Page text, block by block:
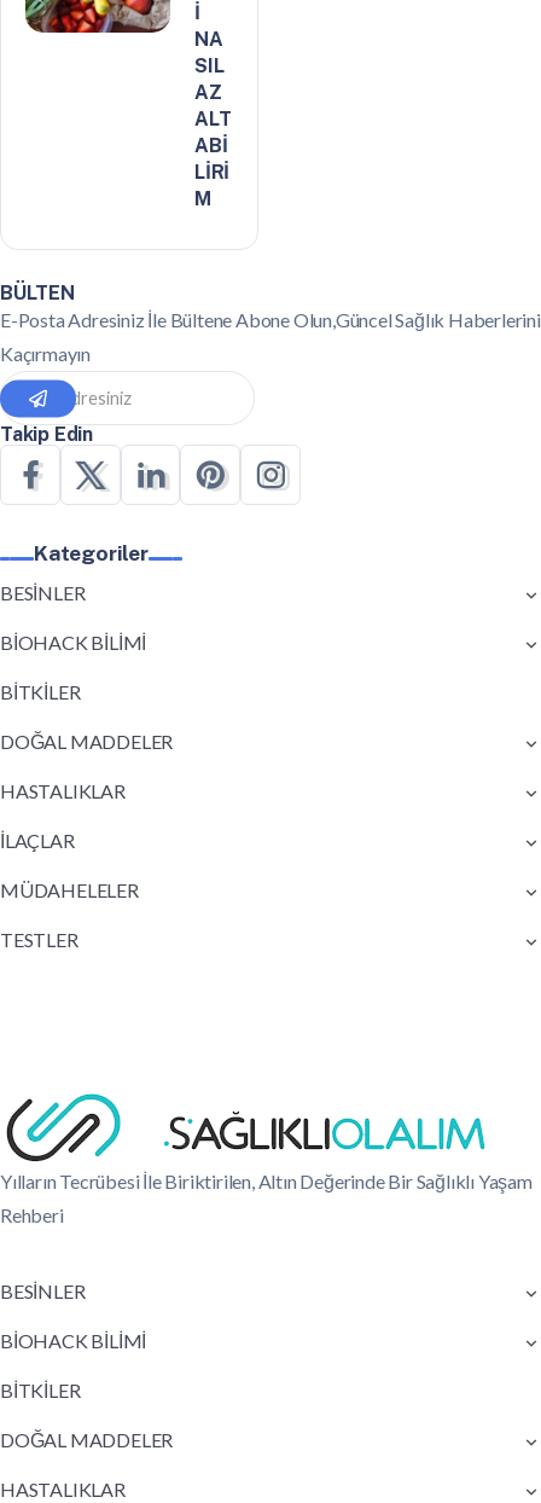
İ
NA
SIL
AZ
ALT
ABİ
LİRİ
M
BÜLTEN
E-Posta Adresiniz İle Bültene Abone Olun,Güncel Sağlık Haberlerini
Kaçırmayın
Takip Edin
Kategoriler
BESİNLER
BİOHACK BİLİMİ
BİTKİLER
DOĞAL MADDELER
HASTALIKLAR
İLAÇLAR
MÜDAHELELER
TESTLER
Yılların Tecrübesi İle Biriktirilen, Altın Değerinde Bir Sağlıklı Yaşam
Rehberi
BESİNLER
BİOHACK BİLİMİ
BİTKİLER
DOĞAL MADDELER
HASTALIKLAR